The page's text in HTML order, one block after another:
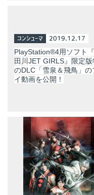
コンシューマ 2019.12.17
PlayStation®4用ソフト
田川JET GIRLS』限定
のDLC「雪泉＆飛鳥」の
イ動画を公開！